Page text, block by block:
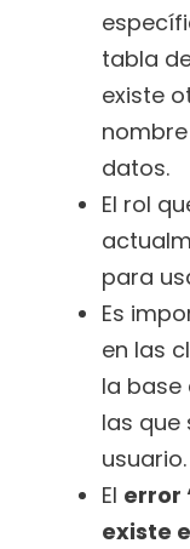
tabla
existe
datos.
El rol
para
Es
en las
la base
las que
usuario.
El error
existe